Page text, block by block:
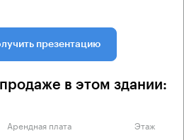
презентацию
в этом здании:
Арендная плата Этаж